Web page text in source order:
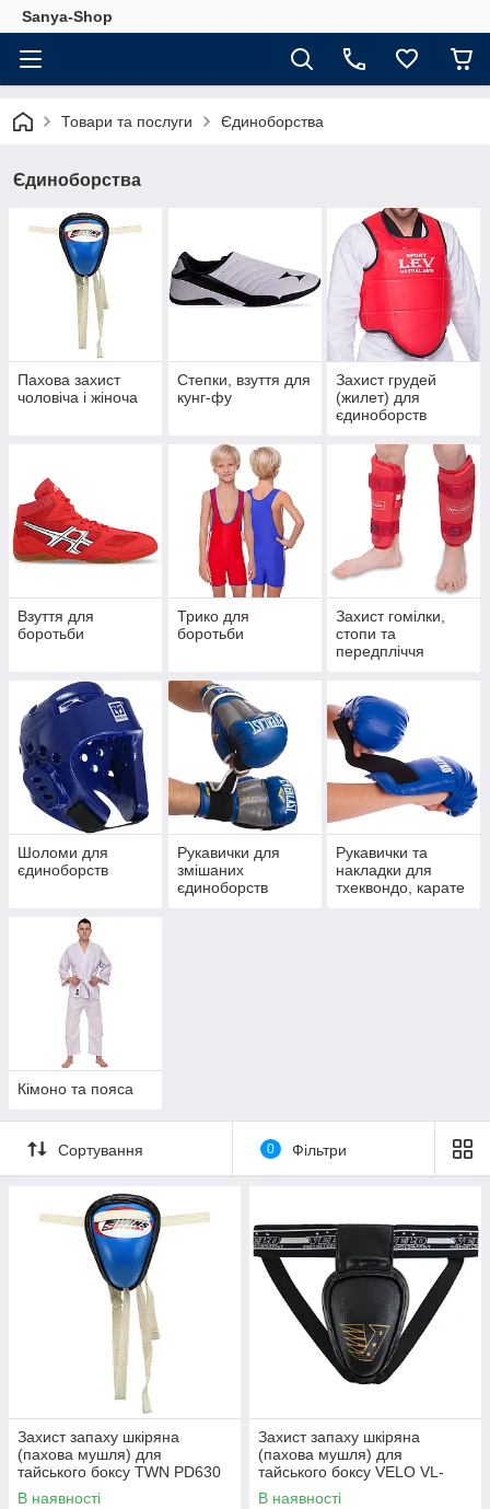
Sanya-Shop
Товари та послуги Єдиноборства
Єдиноборства
Пахова захист
чоловіча і жіноча
Степки, взуття для
кунг-фу
Захист грудей
(жилет) для
єдиноборств
Взуття для
боротьби
Трико для
боротьби
Захист гомілки,
стопи та
передпліччя
Шоломи для
єдиноборств
Рукавички для
змішаних
єдиноборств
Рукавички та
накладки для
тхеквондо, карате
Кімоно та пояса
Сортування 0 Фільтри
Захист запаху шкіряна
(пахова мушля) для
тайського боксу TWN PD630
(розміри S-XL)
В наявності
Захист запаху шкіряна
(пахова мушля) для
тайського боксу VELO VL-
8499 (розміри S-XL)
В наявності